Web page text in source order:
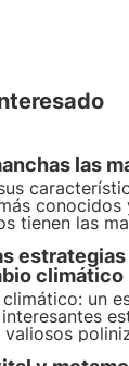
las
conocidos
tienen las
este artículo
más
estrategias
climático
un
Más